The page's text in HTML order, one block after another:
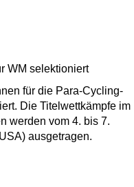
WM selektioniert
für die Para-Cycling-
Die Titelwettkämpfe im
werden vom 4. bis 7.
ausgetragen.